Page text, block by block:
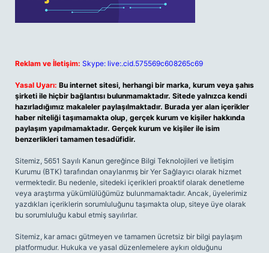
Reklam ve İletişim: Skype: live:.cid.575569c608265c69
Yasal Uyarı: Bu internet sitesi, herhangi bir marka, kurum veya şahıs
şirketi ile hiçbir bağlantısı bulunmamaktadır. Sitede yalnızca kendi
hazırladığımız makaleler paylaşılmaktadır. Burada yer alan içerikler
haber niteliği taşımamakta olup, gerçek kurum ve kişiler hakkında
paylaşım yapılmamaktadır. Gerçek kurum ve kişiler ile isim
benzerlikleri tamamen tesadüfidir.
Sitemiz, 5651 Sayılı Kanun gereğince Bilgi Teknolojileri ve İletişim
Kurumu (BTK) tarafından onaylanmış bir Yer Sağlayıcı olarak hizmet
vermektedir. Bu nedenle, sitedeki içerikleri proaktif olarak denetleme
veya araştırma yükümlülüğümüz bulunmamaktadır. Ancak, üyelerimiz
yazdıkları içeriklerin sorumluluğunu taşımakta olup, siteye üye olarak
bu sorumluluğu kabul etmiş sayılırlar.
Sitemiz, kar amacı gütmeyen ve tamamen ücretsiz bir bilgi paylaşım
platformudur. Hukuka ve yasal düzenlemelere aykırı olduğunu